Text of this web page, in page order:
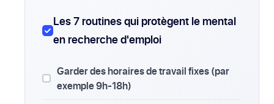
Les 7 routines qui protègent le mental
en recherche d'emploi
Garder des horaires de travail fixes (par
exemple 9h-18h)